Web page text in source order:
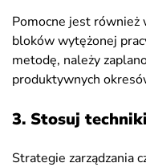
Pomocne jest również
bloków wytężonej
metodę, należy
produktywnych
3. Stosuj
Strategie zarządzania